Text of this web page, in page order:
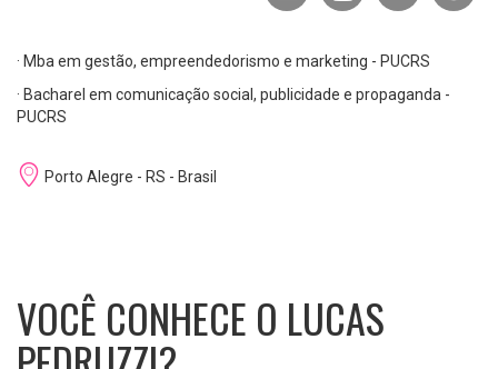
· Mba em gestão, empreendedorismo e marketing - PUCRS
· Bacharel em comunicação social, publicidade e propaganda -
PUCRS
Porto Alegre - RS - Brasil
VOCÊ CONHECE O LUCAS